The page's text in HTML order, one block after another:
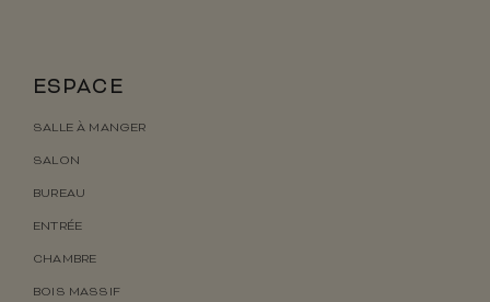
ESPACE
SALLE À MANGER
SALON
BUREAU
ENTRÉE
CHAMBRE
BOIS MASSIF